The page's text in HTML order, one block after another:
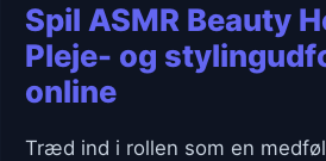
Spil ASMR Beauty
Pleje- og
online
Træd ind i rollen som en